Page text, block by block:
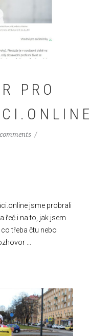
PRO
jsme probrali
řeč i na to, jak jsem
třeba čtu nebo
...